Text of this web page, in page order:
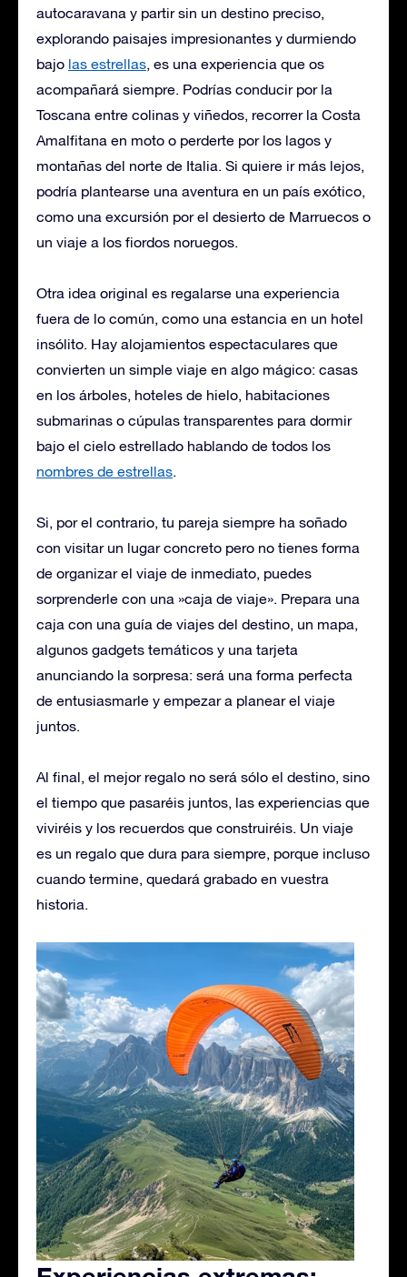
autocaravana y partir sin un destino preciso,
explorando paisajes impresionantes y durmiendo
bajo las estrellas, es una experiencia que os
acompañará siempre. Podrías conducir por la
Toscana entre colinas y viñedos, recorrer la Costa
Amalfitana en moto o perderte por los lagos y
montañas del norte de Italia. Si quiere ir más lejos,
podría plantearse una aventura en un país exótico,
como una excursión por el desierto de Marruecos o
un viaje a los fiordos noruegos.
Otra idea original es regalarse una experiencia
fuera de lo común, como una estancia en un hotel
insólito. Hay alojamientos espectaculares que
convierten un simple viaje en algo mágico: casas
en los árboles, hoteles de hielo, habitaciones
submarinas o cúpulas transparentes para dormir
bajo el cielo estrellado hablando de todos los
nombres de estrellas.
Si, por el contrario, tu pareja siempre ha soñado
con visitar un lugar concreto pero no tienes forma
de organizar el viaje de inmediato, puedes
sorprenderle con una »caja de viaje». Prepara una
caja con una guía de viajes del destino, un mapa,
algunos gadgets temáticos y una tarjeta
anunciando la sorpresa: será una forma perfecta
de entusiasmarle y empezar a planear el viaje
juntos.
Al final, el mejor regalo no será sólo el destino, sino
el tiempo que pasaréis juntos, las experiencias que
viviréis y los recuerdos que construiréis. Un viaje
es un regalo que dura para siempre, porque incluso
cuando termine, quedará grabado en vuestra
historia.